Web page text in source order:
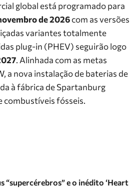
global está programado para
de 2026com as versões
variantes totalmente
plug-in (PHEV) seguirão logo
. Alinhada com as metas
a nova instalação de baterias de
à fábrica de Spartanburg
combustíveis fósseis.
“supercérebros” e o inédito ‘Heart